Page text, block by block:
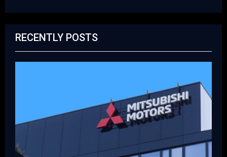
RECENTLY POSTS